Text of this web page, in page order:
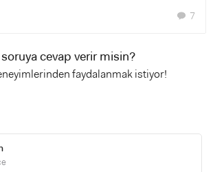
chat 7
cevap verir misin?
faydalanmak istiyor!